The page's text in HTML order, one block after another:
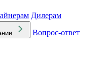
Дилерам
Вопрос-ответ